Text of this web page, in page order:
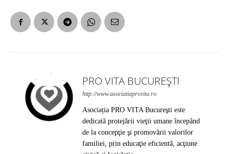
PRO VITA BUCUREȘTI
http://www.asociatiaprovita.ro
Asociația PRO VITA Bucureşti este
dedicată protejării vieţii umane începând
de la concepţie şi promovării valorilor
familiei, prin educaţie eficientă, acţiune